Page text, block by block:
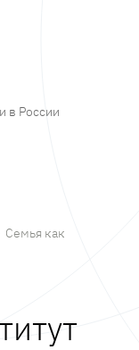
в России
Семья как